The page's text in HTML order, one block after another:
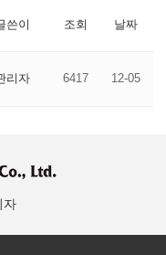
쓴이 조회 날짜
리자 6417 12-05
자